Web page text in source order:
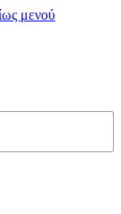
μενού